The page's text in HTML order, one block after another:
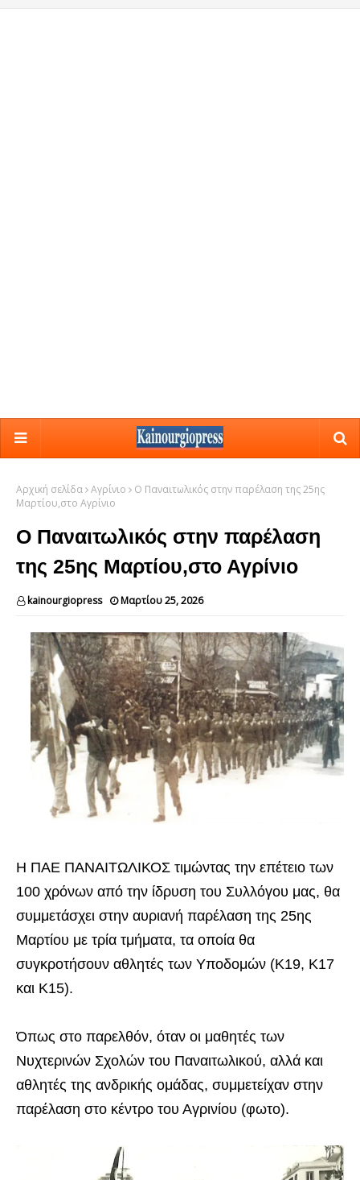
Αρχική σελίδα Αγρίνιο
Ο Παναιτωλικός στην παρέλαση της 25ης
Μαρτίου,στο Αγρίνιο
Ο Παναιτωλικός στην παρέλαση
της 25ης Μαρτίου,στο Αγρίνιο
kainourgiopress Μαρτίου 25, 2026
Η ΠΑΕ ΠΑΝΑΙΤΩΛΙΚΟΣ τιμώντας την επέτειο των
100 χρόνων από την ίδρυση του Συλλόγου μας, θα
συμμετάσχει στην αυριανή παρέλαση της 25ης
Μαρτίου με τρία τμήματα, τα οποία θα
συγκροτήσουν αθλητές των Υποδομών (Κ19, Κ17
και Κ15).
Όπως στο παρελθόν, όταν οι μαθητές των
Νυχτερινών Σχολών του Παναιτωλικού, αλλά και
αθλητές της ανδρικής ομάδας, συμμετείχαν στην
παρέλαση στο κέντρο του Αγρινίου (φωτο).